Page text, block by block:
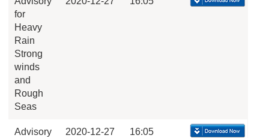
for
Heavy
Rain
Strong
winds
and
Rough
Seas
Advisory
2020-12-27 16:05